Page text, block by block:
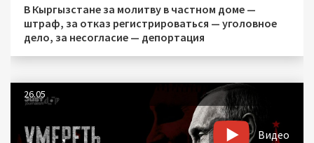
В Кыргызстане за молитву в частном доме —
штраф, за отказ регистрироваться — уголовное
дело, за несогласие — депортация
26.05
Видео